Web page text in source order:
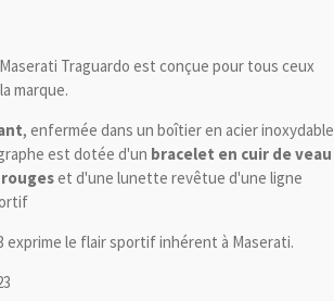
Traguardo est conçue pour tous ceux
marque.
, enfermée dans un boîtier en acier inoxydable
est dotée d'un bracelet en cuir de veau
et d'une lunette revêtue d'une ligne
exprime le flair sportif inhérent à Maserati.